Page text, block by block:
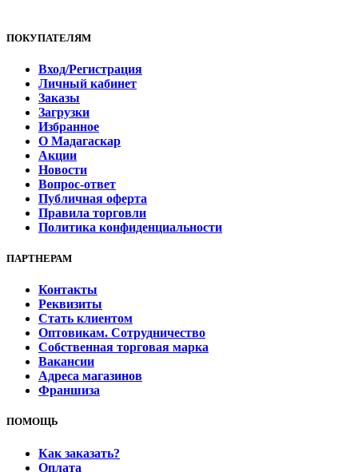
ПОКУПАТЕЛЯМ
Вход/Регистрация
Личный кабинет
Заказы
Загрузки
Избранное
О Мадагаскар
Акции
Новости
Вопрос-ответ
Публичная оферта
Правила торговли
Политика конфиденциальности
ПАРТНЕРАМ
Контакты
Реквизиты
Стать клиентом
Оптовикам. Сотрудничество
Собственная торговая марка
Вакансии
Адреса магазинов
Франшиза
ПОМОЩЬ
Как заказать?
Оплата